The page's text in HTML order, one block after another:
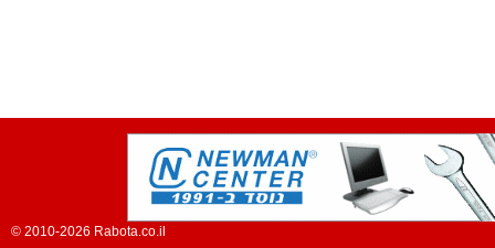
© 2010-2026 Rabota.co.il